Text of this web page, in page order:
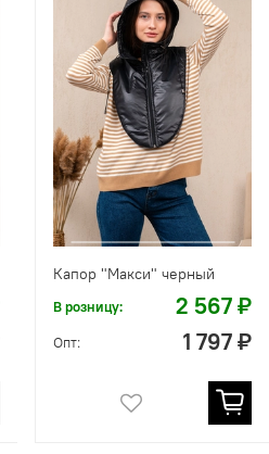
Капор "Макси" черный
В розницу: 2 567 ₽
Опт: 1 797 ₽